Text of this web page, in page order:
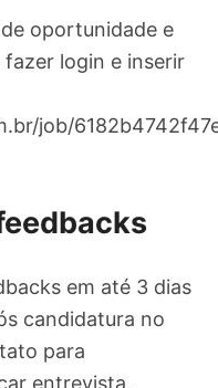
oportunidade e
login e inserir
job/
em até 3 dias
candidatura no
para
entrevista.